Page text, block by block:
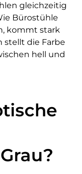
gleichzeitig
Bürostühle
kommt stark
stellt die Farbe
hell und